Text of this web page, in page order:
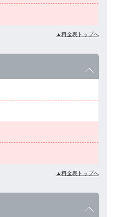
▲料金表トップへ
▲料金表トップへ